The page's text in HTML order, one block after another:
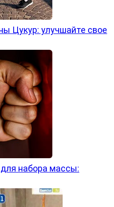
Цукур: улучшайте свое
набора массы: